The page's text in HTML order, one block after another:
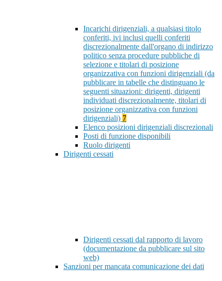
Incarichi dirigenziali, a qualsiasi titolo
conferiti, ivi inclusi quelli conferiti
discrezionalmente dall'organo di indirizzo
politico senza procedure pubbliche di
selezione e titolari di posizione
organizzativa con funzioni dirigenziali (da
pubblicare in tabelle che distinguano le
seguenti situazioni: dirigenti, dirigenti
individuati discrezionalmente, titolari di
posizione organizzativa con funzioni
dirigenziali) 7
Elenco posizioni dirigenziali discrezionali
Posti di funzione disponibili
Ruolo dirigenti
Dirigenti cessati
Dirigenti cessati dal rapporto di lavoro
(documentazione da pubblicare sul sito
web)
Sanzioni per mancata comunicazione dei dati